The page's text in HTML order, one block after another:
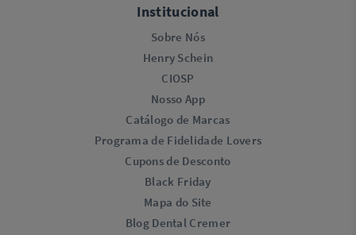
Institucional
Sobre Nós
Henry Schein
CIOSP
Nosso App
Catálogo de Marcas
Programa de Fidelidade Lovers​
Cupons de Desconto
Black Friday
Mapa do Site
Blog Dental Cremer